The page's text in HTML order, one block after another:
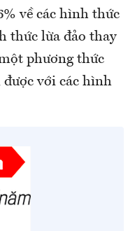
về các hình thức
thức lừa đảo thay
phương thức
với các hình